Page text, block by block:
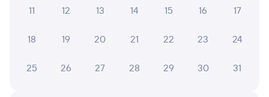
Посмотрите расписание поездов дальнего следования РЖД
из Табунов в Муром-1. Будьте внимательны, график может
актуальное расписание движения поездов в 2026 году.
11 12 13 14 15 16 17
18 19 20 21 22 23 24
25 26 27 28 29 30 31